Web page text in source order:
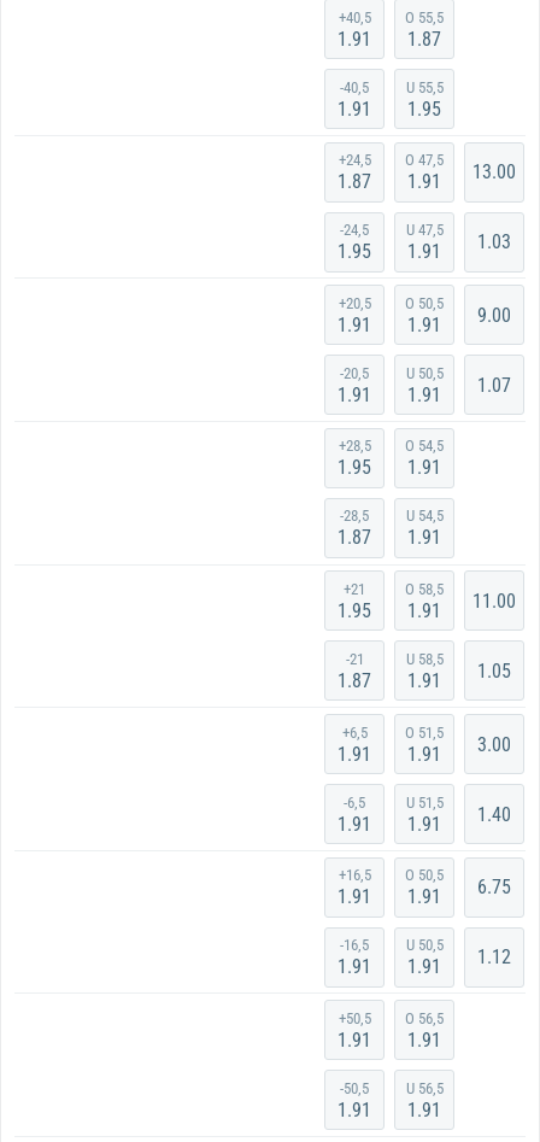
+40,5
1.91
-40,5
1.91
O 55,5
1.87
U 55,5
1.95
+24,5
1.87
-24,5
1.95
O 47,5
1.91
U 47,5
1.91
13.00
1.03
+20,5
1.91
-20,5
1.91
O 50,5
1.91
U 50,5
1.91
9.00
1.07
+28,5
1.95
-28,5
1.87
O 54,5
1.91
U 54,5
1.91
+21
1.95
-21
1.87
O 58,5
1.91
U 58,5
1.91
11.00
1.05
+6,5
1.91
-6,5
1.91
O 51,5
1.91
U 51,5
1.91
3.00
1.40
+16,5
1.91
-16,5
1.91
O 50,5
1.91
U 50,5
1.91
6.75
1.12
+50,5
1.91
-50,5
1.91
O 56,5
1.91
U 56,5
1.91